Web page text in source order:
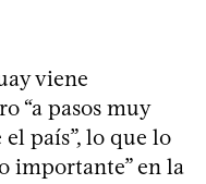
viene
“a pasos muy
país”, lo que lo
importante” en la